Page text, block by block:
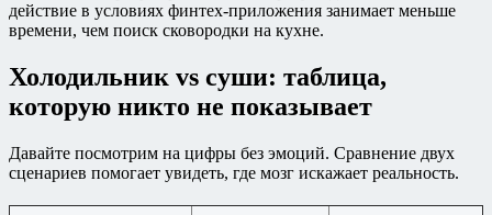
действие в условиях финтех-приложения занимает меньше
времени, чем поиск сковородки на кухне.
Холодильник vs суши: таблица,
которую никто не показывает
Давайте посмотрим на цифры без эмоций. Сравнение двух
сценариев помогает увидеть, где мозг искажает реальность.